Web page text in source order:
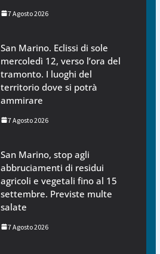
7 Agosto 2026
San Marino. Eclissi di sole
mercoledì 12, verso l’ora del
tramonto. I luoghi del
territorio dove si potrà
ammirare
7 Agosto 2026
San Marino, stop agli
abbruciamenti di residui
agricoli e vegetali fino al 15
settembre. Previste multe
salate
7 Agosto 2026